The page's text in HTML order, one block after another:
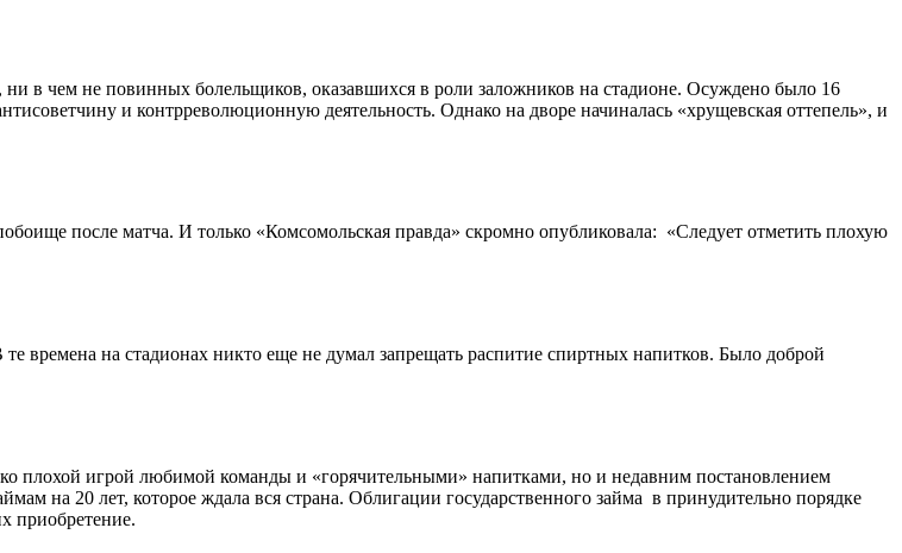
в чем не повинных болельщиков, оказавшихся в роли заложников на стадионе. Осуждено было 16
и контрреволюционную деятельность. Однако на дворе начиналась «хрущевская оттепель», и
после матча. И только «Комсомольская правда» скромно опубликовала: «Следует отметить плохую
времена на стадионах никто еще не думал запрещать распитие спиртных напитков. Было доброй
плохой игрой любимой команды и «горячительными» напитками, но и недавним постановлением
на 20 лет, которое ждала вся страна. Облигации государственного займа в принудительно порядке
приобретение.